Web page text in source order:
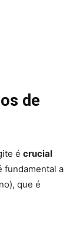
de
é crucial
fundamental a
que é